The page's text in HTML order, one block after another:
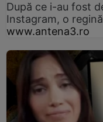
După ce i-au fost
Instagram, o
www.antena3.ro